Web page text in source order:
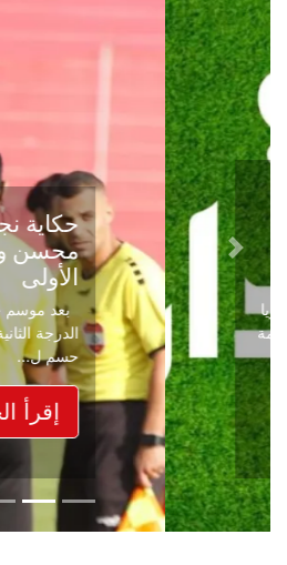
حكاية نجاح تبدأ
محسن وتنتهي في
الأولى
بعد موسم حافل بالإثارة
الدرجة الثانية، نجح الإخاء
حسم ل...
إقرأ الخبر
Previous